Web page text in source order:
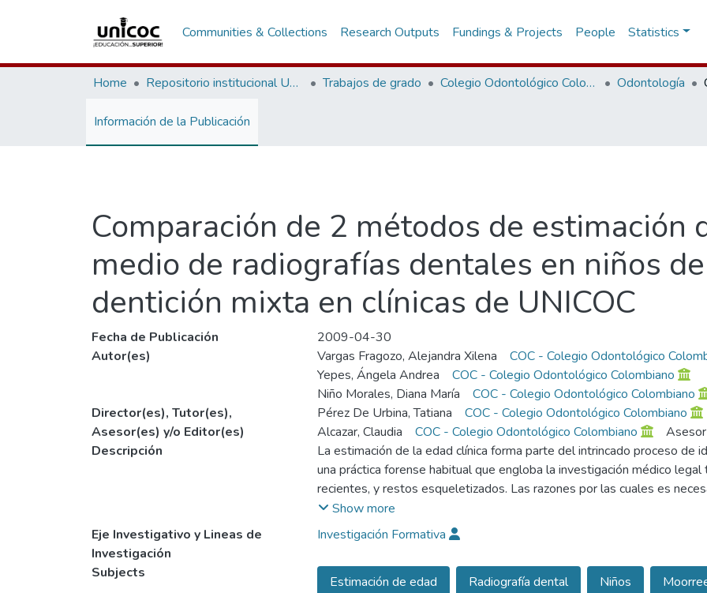
Communities & Collections Research Outputs Fundings & Projects People Statistics
Home Repositorio institucional Unicoc, RI-unicoc Trabajos de grado Colegio Odontológico Colombiano Odontología
Información de la Publicación
Comparación de 2 métodos de estimación
medio de radiografías dentales en niños
dentición mixta en clínicas de UNICOC
Fecha de Publicación
2009-04-30
Autor(es)
Vargas Fragozo, Alejandra Xilena
COC - Colegio Odontológico
Yepes, Ángela Andrea
COC - Colegio Odontológico Colombiano
Niño Morales, Diana María
COC - Colegio Odontológico Colombiano
Director(es), Tutor(es),
Asesor(es) y/o Editor(es)
Pérez De Urbina, Tatiana COC - Colegio Odontológico Colombiano
Alcazar, Claudia
COC - Colegio Odontológico Colombiano
Descripción
La estimación de la edad clínica forma parte del intrincado proceso de
una práctica forense habitual que engloba la investigación médico
recientes, y restos esqueletizados. Las razones por las cuales es
índole legal, cultural o religioso.
La estimación de la edad de un individuo se basa en la determinación y
durante los procesos de crecimiento y desarrollo, ya que
una de las razones de por qué el diente es una herramienta
formación de las piezas dentarias se produce de manera constante y
Show more
Eje Investigativo y Lineas de
Investigación
Investigación Formativa
Subjects
Estimación de edad Radiografía dental Niños